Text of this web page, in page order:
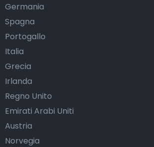
Germania
Spagna
Portogallo
Italia
Grecia
Irlanda
Regno Unito
Emirati Arabi Uniti
Austria
Norvegia